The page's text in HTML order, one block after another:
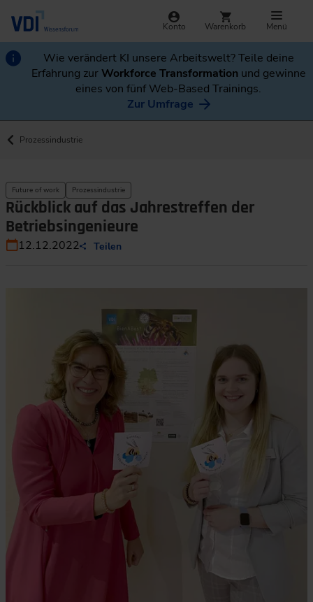
Konto Warenkorb Menü
Wie verändert KI unsere Arbeitswelt? Teile deine
Erfahrung zurWorkforce Transformation und gewinne
eines von fünf Web-Based Trainings.
Zur Umfrage
Prozessindustrie
Future of work Prozessindustrie
Rückblick auf das Jahrestreffen der
Betriebsingenieure
12.12.2022 Teilen